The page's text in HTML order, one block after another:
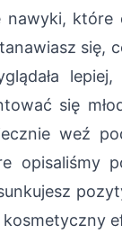
nawyki, które
się,
się
weź
opisaliśmy
kosmetyczny